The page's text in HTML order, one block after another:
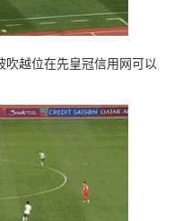
越位在先皇冠信用网可以